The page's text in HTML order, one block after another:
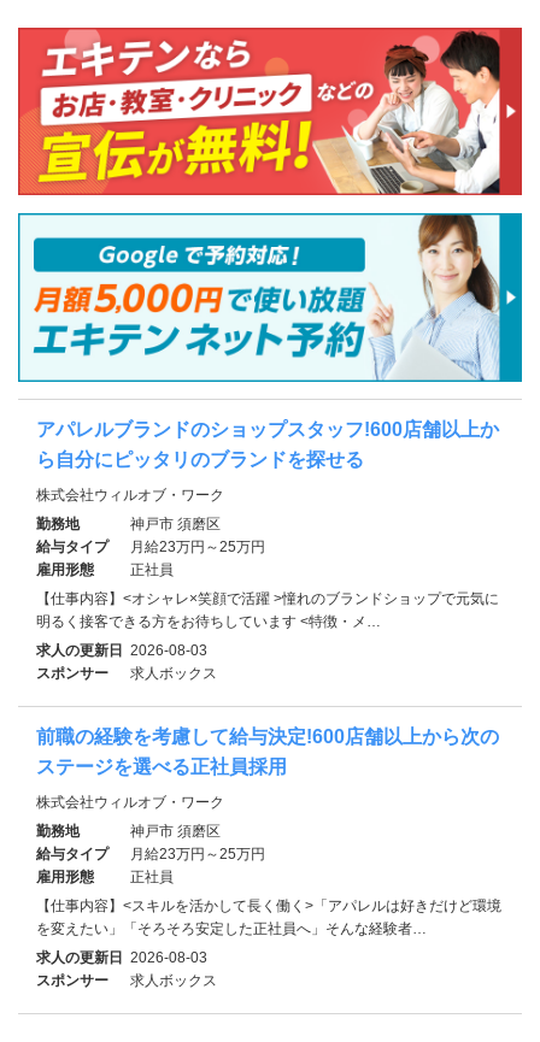
アパレルブランドのショップスタッフ!600店舗以上か
ら自分にピッタリのブランドを探せる
株式会社ウィルオブ・ワーク
勤務地
神戸市 須磨区
給与タイプ
月給23万円～25万円
雇用形態
正社員
【仕事内容】<オシャレ×笑顔で活躍 >憧れのブランドショップで元気に
明るく接客できる方をお待ちしています <特徴・メ…
求人の更新日 2026-08-03
スポンサー
求人ボックス
前職の経験を考慮して給与決定!600店舗以上から次の
ステージを選べる正社員採用
株式会社ウィルオブ・ワーク
勤務地
神戸市 須磨区
給与タイプ
月給23万円～25万円
雇用形態
正社員
【仕事内容】<スキルを活かして長く働く>「アパレルは好きだけど環境
を変えたい」「そろそろ安定した正社員へ」そんな経験者…
求人の更新日 2026-08-03
スポンサー
求人ボックス